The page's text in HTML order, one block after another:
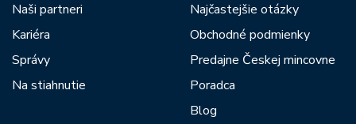
Naši partneri
Kariéra
Správy
Na stiahnutie
Najčastejšie otázky
Obchodné podmienky
Predajne Českej mincovne
Poradca
Blog